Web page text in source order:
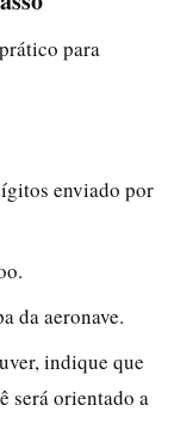
para
enviado por
da aeronave.
indique que
será orientado a